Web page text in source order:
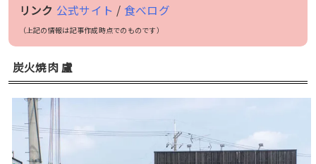
リンク 公式サイト / 食べログ
（上記の情報は記事作成時点でのものです）
炭火焼肉 盧